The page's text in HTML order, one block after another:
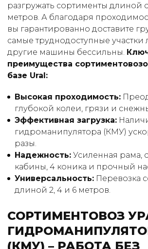
разгружать сортименты длиной
метров. А благодаря
вы гарантированно доставите
самые труднодоступные участки
другие машины бессильны.
преимущества
базе Ural:
Высокая проходимость:
глубокой колеи, грязи и
Эффективная загрузка:
гидроманипулятора (КМУ)
разы.
Надежность: Усиленная рама,
кабины, 4 коника и прочный
Универсальность: Перевозка
длиной 2, 4 и 6 метров.
СОРТИМЕНТОВОЗ
(КМУ) – РАБОТА БЕЗ